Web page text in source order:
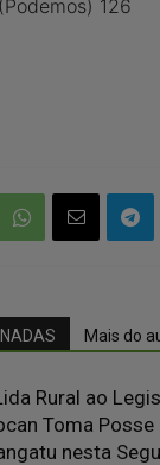
126
Mais do
Rural ao
Toma Posse
nesta